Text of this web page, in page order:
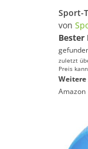
Sport-
von
Bester
zuletzt
Preis
Weitere
Amazon